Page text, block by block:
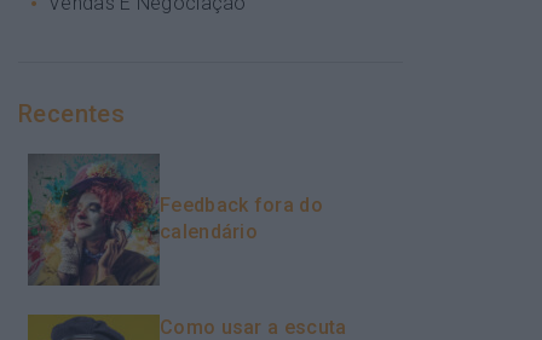
Recentes
Feedback fora do
calendário
Como usar a escuta